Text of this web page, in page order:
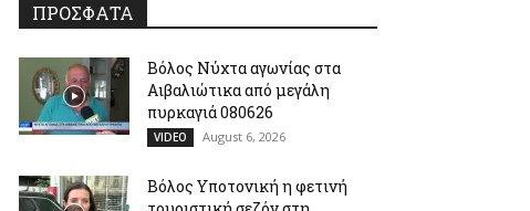
ΠΡΟΣΦΑΤΑ
Βόλος Νύχτα αγωνίας στα
Αιβαλιώτικα από μεγάλη
πυρκαγιά 080626
VIDEO August 6, 2026
Βόλος Υποτονική η φετινή